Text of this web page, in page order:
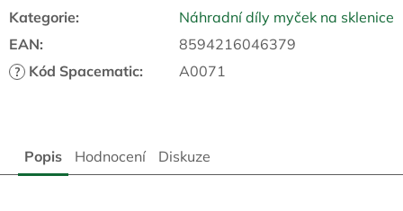
Kategorie:
Náhradní díly myček na sklenice
EAN: 8594216046379
? Kód Spacematic: A0071
Popis Hodnocení Diskuze